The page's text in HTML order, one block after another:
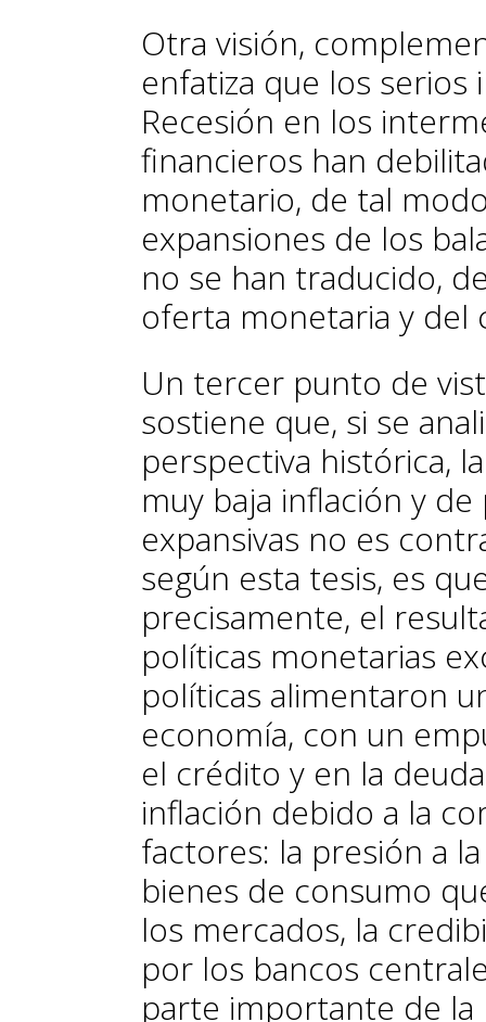
Otra visión,
enfatiza que los serios
Recesión en los
financieros han
monetario, de tal
expansiones de los
no se han traducido,
oferta monetaria y del
Un tercer punto de
sostiene que, si se
perspectiva histórica,
muy baja inflación y
expansivas no es
según esta tesis, es
precisamente, el
políticas monetarias
políticas alimentaron
economía, con un
el crédito y en la
inflación debido a la
factores: la presión a
bienes de consumo
los mercados, la
por los bancos
parte importante de la